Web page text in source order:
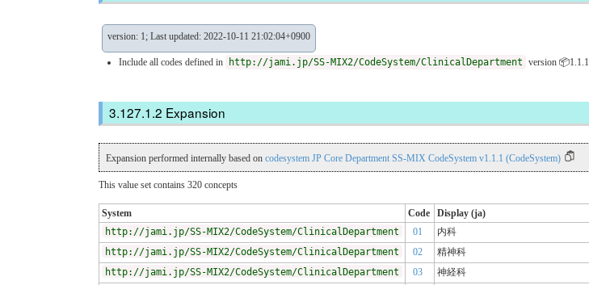
version: 1; Last updated: 2022-10-11 21:02:04+0900
Include all codes defined in http://jami.jp/SS-MIX2/CodeSystem/ClinicalDepartment version 📦1.1.1
Expansion
Expansion performed internally based on codesystem JP Core Department SS-MIX CodeSystem v1.1.1 (CodeSystem)
This value set contains 320 concepts
System Code Display (ja)
http://jami.jp/SS-MIX2/CodeSystem/ClinicalDepartment
01
内科
http://jami.jp/SS-MIX2/CodeSystem/ClinicalDepartment
02
精神科
http://jami.jp/SS-MIX2/CodeSystem/ClinicalDepartment
03
神経科